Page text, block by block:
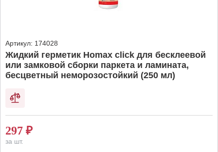
Артикул: 174028
Жидкий герметик Homax click для бесклеевой
или замковой сборки паркета и ламината,
бесцветный неморозостойкий (250 мл)
297 ₽
за шт.